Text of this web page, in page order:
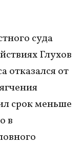
суда
Глухов
отказался от
срок меньше
в